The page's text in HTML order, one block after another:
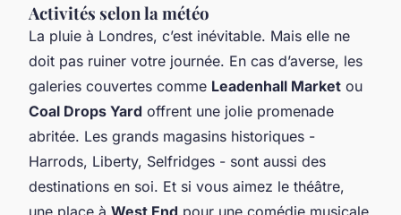
Activités selon la météo
La pluie à Londres, c’est inévitable. Mais elle ne
doit pas ruiner votre journée. En cas d’averse, les
galeries couvertes comme Leadenhall Market ou
Coal Drops Yard offrent une jolie promenade
abritée. Les grands magasins historiques -
Harrods, Liberty, Selfridges - sont aussi des
destinations en soi. Et si vous aimez le théâtre,
une place à West End pour une comédie musicale